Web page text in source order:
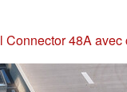
Connector 48A